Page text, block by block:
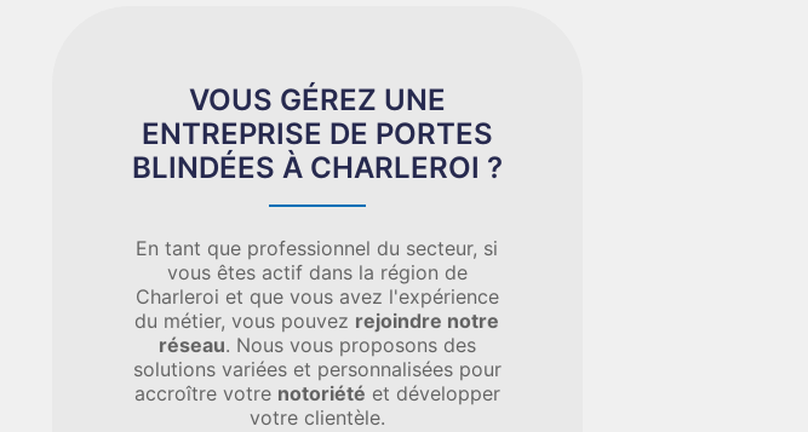
VOUS GÉREZ UNE
ENTREPRISE DE PORTES
BLINDÉES À CHARLEROI ?
En tant que professionnel du secteur, si
vous êtes actif dans la région de
Charleroi et que vous avez l'expérience
du métier, vous pouvez rejoindre notre
réseau. Nous vous proposons des
solutions variées et personnalisées pour
accroître votre notoriété et développer
votre clientèle.